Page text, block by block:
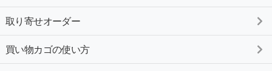
取り寄せオーダー
買い物カゴの使い方